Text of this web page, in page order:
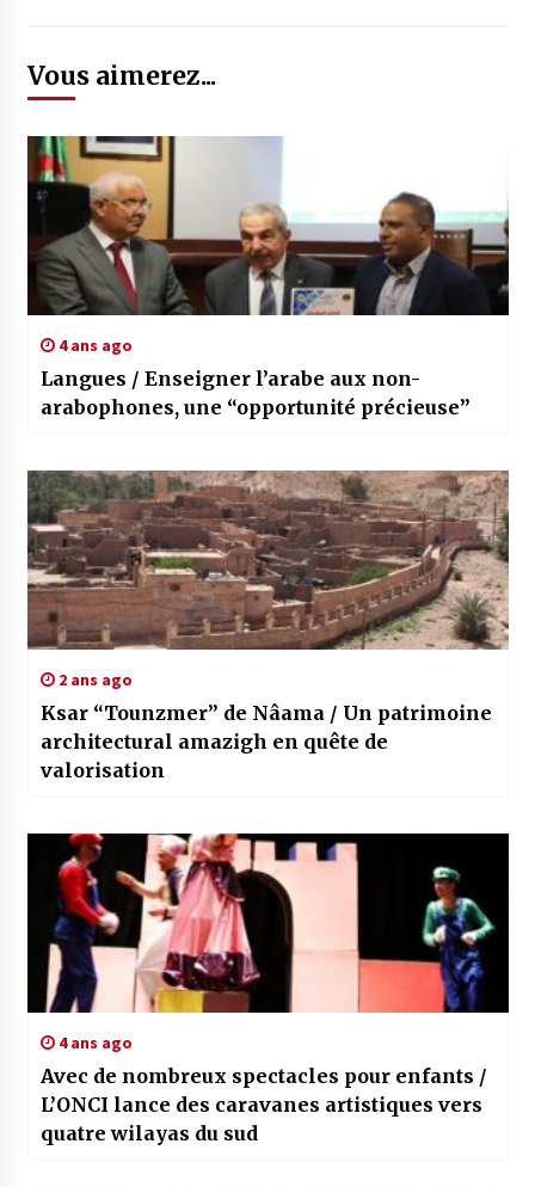
Vous aimerez...
4 ans ago
Langues / Enseigner l’arabe aux non-
arabophones, une “opportunité précieuse”
2 ans ago
Ksar “Tounzmer” de Nâama / Un patrimoine
architectural amazigh en quête de
valorisation
4 ans ago
Avec de nombreux spectacles pour enfants /
L’ONCI lance des caravanes artistiques vers
quatre wilayas du sud